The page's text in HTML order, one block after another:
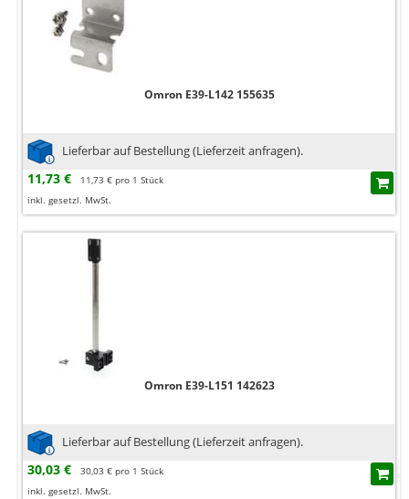
Omron E39-L142 155635
Lieferbar auf Bestellung (Lieferzeit anfragen).
11,73 €
11,73 € pro 1 Stück
inkl. gesetzl. MwSt.
Omron E39-L151 142623
Lieferbar auf Bestellung (Lieferzeit anfragen).
30,03 €
30,03 € pro 1 Stück
inkl. gesetzl. MwSt.